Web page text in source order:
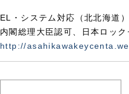
EL・システム対応（北北海道）
内閣総理大臣認可、日本ロッ
http://